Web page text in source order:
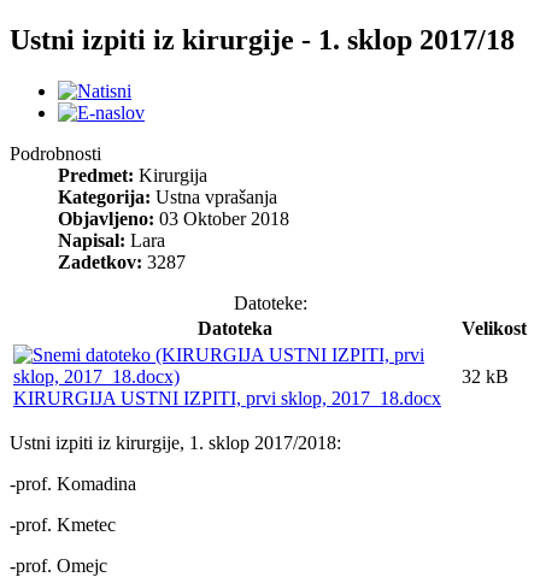
Ustni izpiti iz kirurgije - 1. sklop 2017/18
Podrobnosti
Predmet: Kirurgija
Kategorija: Ustna vprašanja
Objavljeno: 03 Oktober 2018
Napisal: Lara
Zadetkov: 3287
Datoteke:
Datoteka
Velikost
KIRURGIJA USTNI IZPITI, prvi sklop, 2017_18.docx
32 kB
Ustni izpiti iz kirurgije, 1. sklop 2017/2018:
-prof. Komadina
-prof. Kmetec
-prof. Omejc